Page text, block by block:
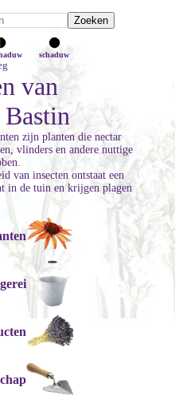
schaduw
van
zijn planten die nectar
vlinders en andere nuttige
van insecten ontstaat een
in de tuin en krijgen plagen